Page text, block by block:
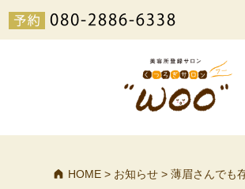
HOME> お知らせ> 薄眉さんでも